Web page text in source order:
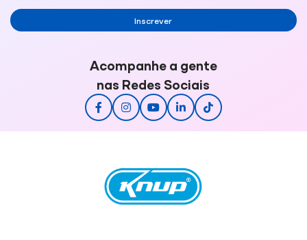
Inscrever
Acompanhe a gente
nas Redes Sociais